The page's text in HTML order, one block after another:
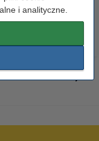
i analityczne.